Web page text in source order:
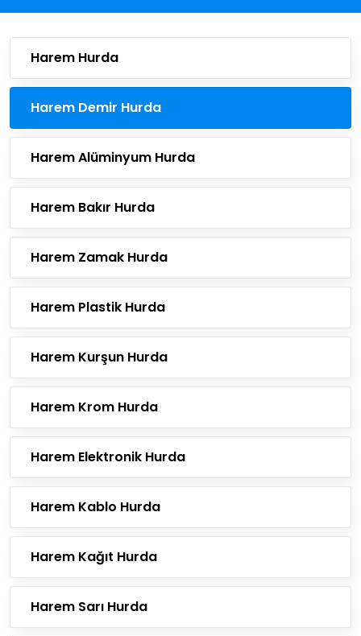
Harem Hurda
Harem Demir Hurda
Harem Alüminyum Hurda
Harem Bakır Hurda
Harem Zamak Hurda
Harem Plastik Hurda
Harem Kurşun Hurda
Harem Krom Hurda
Harem Elektronik Hurda
Harem Kablo Hurda
Harem Kağıt Hurda
Harem Sarı Hurda